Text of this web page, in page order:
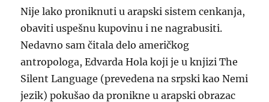
Nije lako proniknuti u arapski sistem cenkanja,
obaviti uspešnu kupovinu i ne nagrabusiti.
Nedavno sam čitala delo američkog
antropologa, Edvarda Hola koji je u knjizi The
Silent Language (prevedena na srpski kao Nemi
jezik) pokušao da pronikne u arapski obrazac